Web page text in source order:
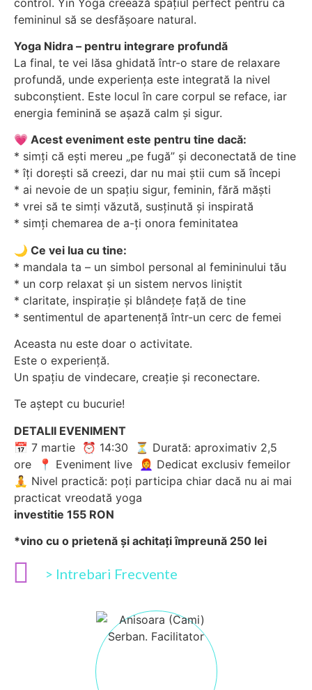
femininul să se desfășoare natural.
Yoga Nidra – pentru integrare profundă
La final, te vei lăsa ghidată într-o stare de relaxare
profundă, unde experiența este integrată la nivel
subconștient. Este locul în care corpul se reface, iar
energia feminină se așază calm și sigur.
💗 Acest eveniment este pentru tine dacă:
* simți că ești mereu „pe fugă” și deconectată de tine
* îți dorești să creezi, dar nu mai știi cum să începi
* ai nevoie de un spațiu sigur, feminin, fără măști
* vrei să te simți văzută, susținută și inspirată
* simți chemarea de a-ți onora feminitatea
🌙 Ce vei lua cu tine:
* mandala ta – un simbol personal al femininului tău
* un corp relaxat și un sistem nervos liniștit
* claritate, inspirație și blândețe față de tine
* sentimentul de apartenență într-un cerc de femei
Aceasta nu este doar o activitate.
Este o experiență.
Un spațiu de vindecare, creație și reconectare.
Te aștept cu bucurie!
DETALII EVENIMENT
📅 7 martie ⏰ 14:30 ⏳ Durată: aproximativ 2,5
ore 📍 Eveniment live 👩‍🦰 Dedicat exclusiv femeilor
🧘 Nivel practică: poți participa chiar dacă nu ai mai
practicat vreodată yoga
investitie 155 RON
*vino cu o prietenă și achitați împreună 250 lei
> Intrebari Frecvente